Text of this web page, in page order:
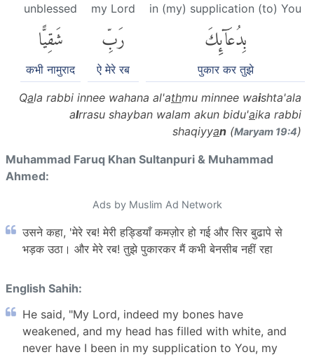
in (my) supplication (to) You
بِدُعَآئِكَ
पुकार कर तुझे
my Lord
رَبِّ
ऐ मेरे रब
unblessed
شَقِيًّا
कभी नामुराद
Qala rabbi innee wahana al'athmu minnee waishta'ala
alrrasu shayban walam akun bidu'aika rabbi
shaqiyyan (Maryam 19:4)
Muhammad Faruq Khan Sultanpuri & Muhammad
Ahmed:
Ads by Muslim Ad Network
उसने कहा, 'मेरे रब! मेरी हड्डियाँ कमज़ोर हो गई और सिर बुढापे से
भड़क उठा। और मेरे रब! तुझे पुकारकर मैं कभी बेनसीब नहीं रहा
English Sahih:
He said, "My Lord, indeed my bones have
weakened, and my head has filled with white, and
never have I been in my supplication to You, my